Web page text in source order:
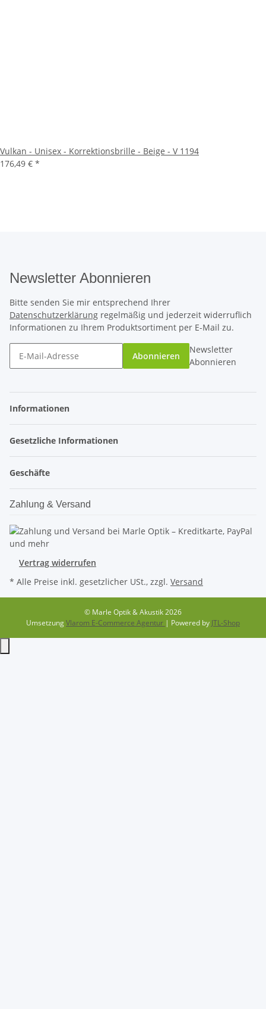
Vulkan - Unisex - Korrektionsbrille - Beige - V 1194
176,49 € *
Newsletter Abonnieren
Bitte senden Sie mir entsprechend Ihrer
Datenschutzerklärung regelmäßig und jederzeit widerruflich
Informationen zu Ihrem Produktsortiment per E-Mail zu.
Abonnieren
Newsletter
Abonnieren
Informationen
Gesetzliche Informationen
Geschäfte
Zahlung & Versand
Vertrag widerrufen
* Alle Preise inkl. gesetzlicher USt., zzgl. Versand
© Marle Optik & Akustik 2026
UmsetzungVlarom E-Commerce Agentur | Powered by JTL-Shop